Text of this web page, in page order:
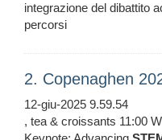
integrazione del dibattito
percorsi
2. Copenaghen
12-giu-2025 9.59.54
, tea & croissants 11:00